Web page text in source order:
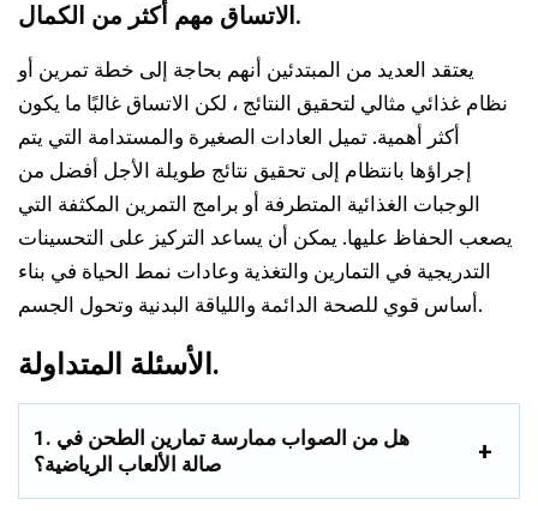
الاتساق مهم أكثر من الكمال.
يعتقد العديد من المبتدئين أنهم بحاجة إلى خطة تمرين أو
نظام غذائي مثالي لتحقيق النتائج ، لكن الاتساق غالبًا ما يكون
أكثر أهمية. تميل العادات الصغيرة والمستدامة التي يتم
إجراؤها بانتظام إلى تحقيق نتائج طويلة الأجل أفضل من
الوجبات الغذائية المتطرفة أو برامج التمرين المكثفة التي
يصعب الحفاظ عليها. يمكن أن يساعد التركيز على التحسينات
التدريجية في التمارين والتغذية وعادات نمط الحياة في بناء
أساس قوي للصحة الدائمة واللياقة البدنية وتحول الجسم.
الأسئلة المتداولة.
1. هل من الصواب ممارسة تمارين الطحن في
صالة الألعاب الرياضية؟